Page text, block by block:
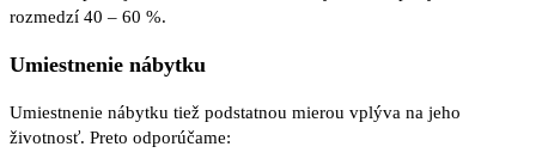
rozmedzí 40 – 60 %.
Umiestnenie nábytku
Umiestnenie nábytku tiež podstatnou mierou vplýva na jeho
životnosť. Preto odporúčame: